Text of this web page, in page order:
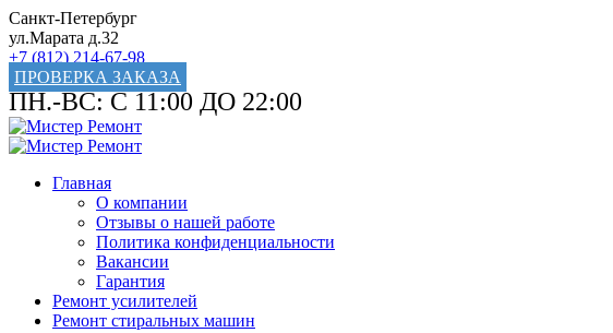
Санкт-Петербург
ул.Марата д.32
+7 (812) 214-67-98
ПРОВЕРКА ЗАКАЗА
ПН.-ВС: С 11:00 ДО 22:00
Главная
О компании
Отзывы о нашей работе
Политика конфиденциальности
Вакансии
Гарантия
Ремонт усилителей
Ремонт стиральных машин